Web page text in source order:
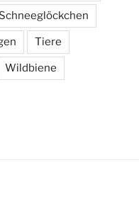
Schneeglöckchen
Tiere
Wildbiene